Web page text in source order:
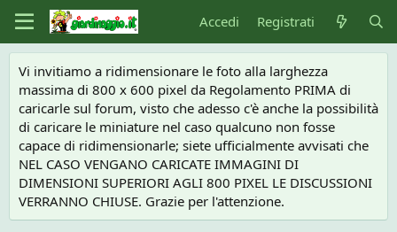
Accedi Registrati
Vi invitiamo a ridimensionare le foto alla larghezza
massima di 800 x 600 pixel da Regolamento PRIMA di
caricarle sul forum, visto che adesso c'è anche la possibilità
di caricare le miniature nel caso qualcuno non fosse
capace di ridimensionarle; siete ufficialmente avvisati che
NEL CASO VENGANO CARICATE IMMAGINI DI
DIMENSIONI SUPERIORI AGLI 800 PIXEL LE DISCUSSIONI
VERRANNO CHIUSE. Grazie per l'attenzione.